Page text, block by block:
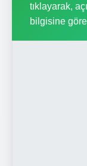
tıklayarak,
bilgisine